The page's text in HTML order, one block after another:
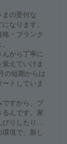
まの受付な
なります。
・ブランク
から丁寧に
えていけま
の短期からは
トしていま
ですから、プ
んです。家
びりしたり…
境で、新し